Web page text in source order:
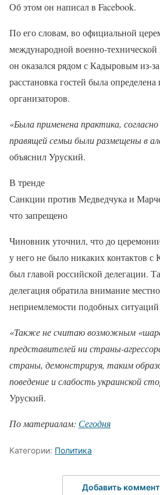
Об этом он написал в Facebook.
По его словам, во официальной
международной военно-
он оказался рядом с Кадыровым из-за
расстановка гостей была
организаторов.
«Была применена практика,
правящей семьи были размещены в
объяснил Уруский.
В тренде
Санкции против Медведчука и
что запрещено
Чиновник уточнил, что до
у него не было никаких контактов
был главой российской делегации.
делегация обратила внимание
неприемлемости подобных
«Также не считаю возможным
представителей ни страны-
страны, демонстрируя, таким
поведение и слабость украинской
Уруский.
По материалам: Сегодня
Категории: Политика
Добавить